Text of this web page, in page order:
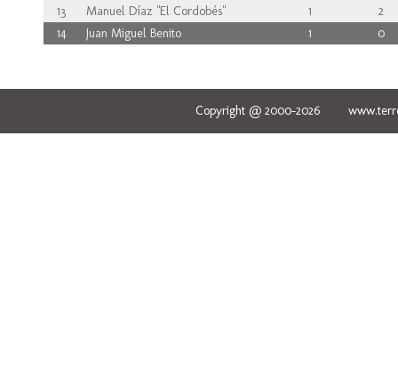
13 Manuel Díaz "El Cordobés" 1
2
14
Juan Miguel Benito 1 0
Copyright @ 2000-2026